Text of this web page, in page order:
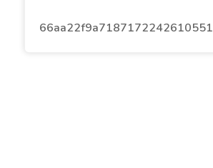
66aa22f9a7187172242610551